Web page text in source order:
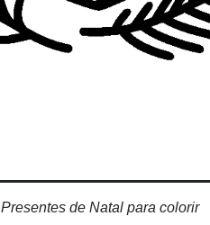
Presentes de Natal para colorir